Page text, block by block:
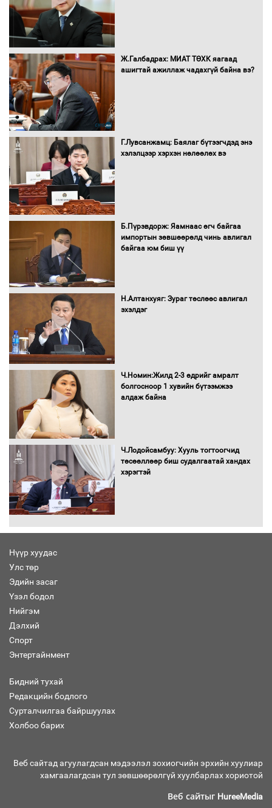
Санхүүгийн хэмнэлтийн горимд эрүүл
Нөөцийн махны худалдаа,
борлуулалтыг нээлттэй ил тод
болгоно
Монгол Улс “COP17”-д “Тал хээрийн
төлөвлөгөө”-гөө танилцуулна
худалдан авах журмыг баталлаа
шилжиж, найр наадам, зөвлөгөөн,
гадаад томилолтыг хориглолоо
Ж.Галбадрах: МИАТ ТӨХК яагаад
ашигтай ажиллаж чадахгүй байна вэ?
Г.Лувсанжамц: Баялаг бүтээгчдэд энэ
хэлэлцээр хэрхэн нөлөөлөх вэ
Б.Пүрэвдорж: Яамнаас өгч байгаа
импортын зөвшөөрөлд чинь авлигал
байгаа юм биш үү
Н.Алтанхуяг: Зураг төслөөс авлигал
эхэлдэг
Ч.Номин:Жилд 2-3 өдрийг амралт
болгосноор 1 хувийн бүтээмжээ
алдаж байна
Ч.Лодойсамбуу: Хууль тогтоогчид
төсөөллөөр биш судалгаатай хандах
хэрэгтэй
Нүүр хуудас
Улс төр
Эдийн засаг
Үзэл бодол
Нийгэм
Дэлхий
Спорт
Энтертайнмент
Бидний тухай
Редакцийн бодлого
Сурталчилгаа байршуулах
Холбоо барих
Веб сайтад агуулагдсан мэдээлэл зохиогчийн эрхийн хуулиар
хамгаалагдсан тул зөвшөөрөлгүй хуулбарлах хориотой
Веб сайтыг HureeMedia